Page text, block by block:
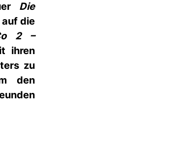
Die
die
2 –
ihren
zu
den